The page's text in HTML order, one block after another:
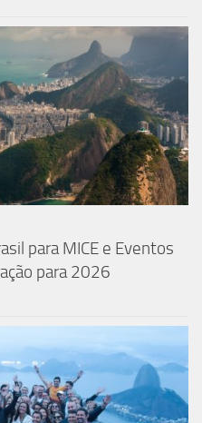
para MICE e Eventos
para 2026